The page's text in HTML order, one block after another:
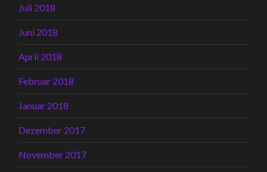
Juli 2018
Juni 2018
April 2018
Februar 2018
Januar 2018
Dezember 2017
November 2017